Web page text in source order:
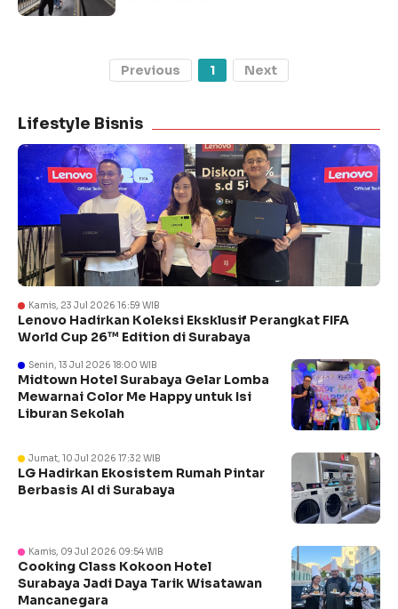
Previous 1 Next
Lifestyle Bisnis
Kamis, 23 Jul 2026 16:59 WIB
Lenovo Hadirkan Koleksi Eksklusif Perangkat FIFA
World Cup 26™ Edition di Surabaya
Senin, 13 Jul 2026 18:00 WIB
Midtown Hotel Surabaya Gelar Lomba
Mewarnai Color Me Happy untuk Isi
Liburan Sekolah
Jumat, 10 Jul 2026 17:32 WIB
LG Hadirkan Ekosistem Rumah Pintar
Berbasis AI di Surabaya
Kamis, 09 Jul 2026 09:54 WIB
Cooking Class Kokoon Hotel
Surabaya Jadi Daya Tarik Wisatawan
Mancanegara